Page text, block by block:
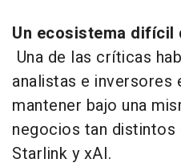
Un ecosistema difícil
Una de las críticas
analistas e inversores
mantener bajo una
negocios tan distintos
Starlink y xAI.